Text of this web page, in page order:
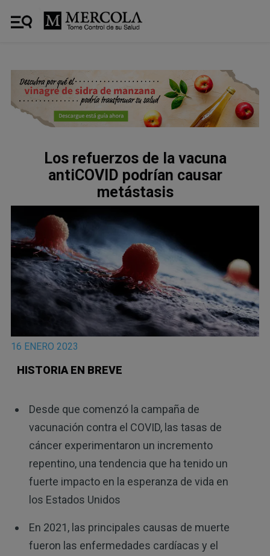
Los refuerzos de la vacuna
antiCOVID podrían causar
metástasis
16 ENERO 2023
HISTORIA EN BREVE
Desde que comenzó la campaña de
vacunación contra el COVID, las tasas de
cáncer experimentaron un incremento
repentino, una tendencia que ha tenido un
fuerte impacto en la esperanza de vida en
los Estados Unidos
En 2021, las principales causas de muerte
fueron las enfermedades cardíacas y el